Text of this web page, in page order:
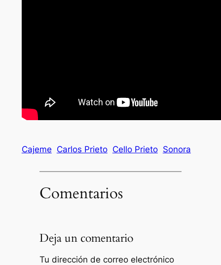
Cajeme Carlos Prieto Cello Prieto Sonora
Comentarios
Deja un comentario
Tu dirección de correo electrónico